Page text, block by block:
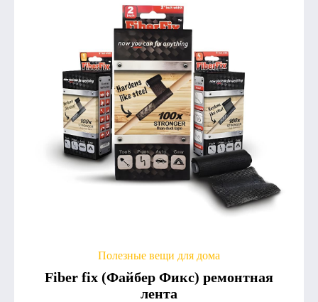
Полезные вещи для дома
Fiber fix (Файбер Фикс) ремонтная
лента